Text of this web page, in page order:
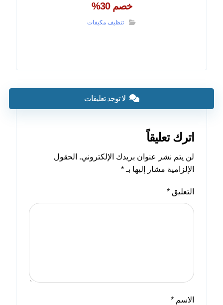
خصم 30%
تنظيف مكيفات
لا توجد تعليقات
اترك تعليقاً
لن يتم نشر عنوان بريدك الإلكتروني. الحقول
الإلزامية مشار إليها بـ*
التعليق*
الاسم*